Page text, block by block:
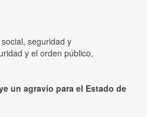
seguridad y
y el orden público,
un agravio para el Estado de